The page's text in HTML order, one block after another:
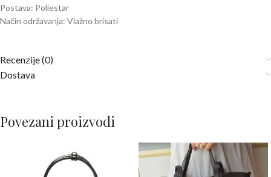
Postava: Poliestar
Način održavanja: Vlažno brisati
Recenzije (0)
Dostava
Povezani proizvodi